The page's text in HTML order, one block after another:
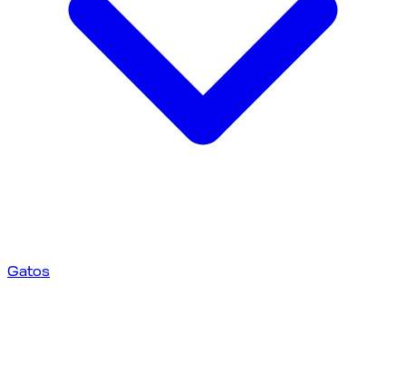
Gatos